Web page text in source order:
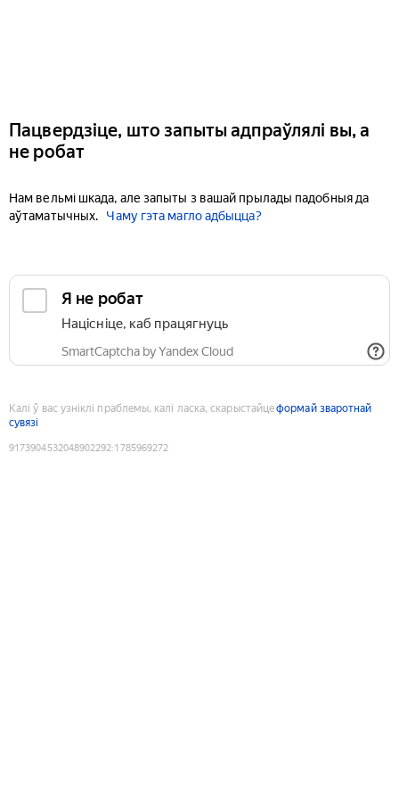
Пацвердзіце, што запыты адпраўлялі вы, а
не робат
Нам вельмі шкада, але запыты з вашай прылады падобныя да
аўтаматычных.
Чаму гэта магло адбыцца?
Я не робат
Націсніце, каб працягнуць
SmartCaptcha by Yandex Cloud
Калі ў вас узніклі праблемы, калі ласка, скарыстайцеформай зваротнай
сувязі
9173904532048902292:1785969272